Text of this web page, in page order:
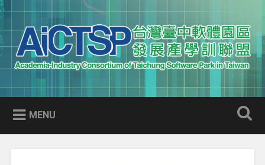
Skip
to
content
Search
AICTSP 台灣臺中軟體園區發展
產學訓聯盟
Academia-Industry Consortium of Taichung Software Park
in Taiwan
MENU